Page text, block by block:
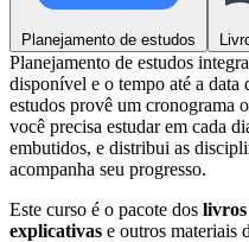
Planejamento de estudos
Planejamento de estudos
disponível e o tempo até a data
estudos provê um cronograma
você precisa estudar em cada
embutidos, e distribui as
acompanha seu progresso.
Este curso é o pacote dos
explicativas e outros materiais